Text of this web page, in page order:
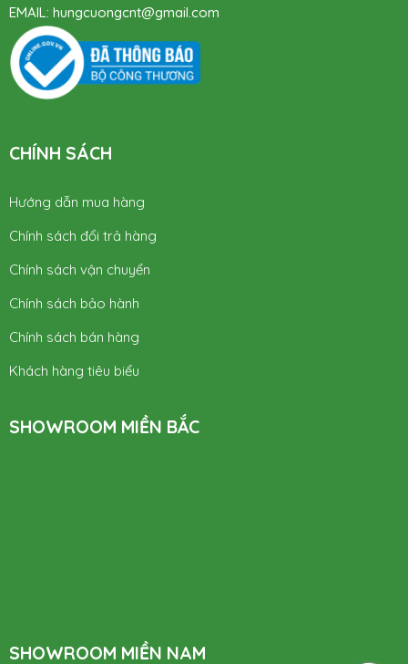
EMAIL: hungcuongcnt@gmail.com
CHÍNH SÁCH
Hướng dẫn mua hàng
Chính sách đổi trả hàng
Chính sách vận chuyển
Chính sách bảo hành
Chính sách bán hàng
Khách hàng tiêu biểu
SHOWROOM MIỀN BẮC
SHOWROOM MIỀN NAM